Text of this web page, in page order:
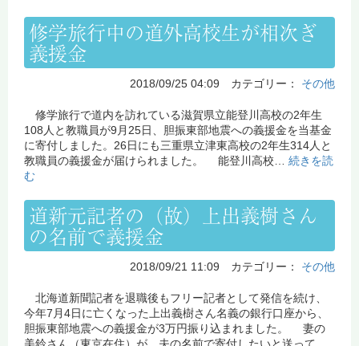
修学旅行中の道外高校生が相次ぎ
義援金
2018/09/25 04:09 カテゴリー： その他
修学旅行で道内を訪れている滋賀県立能登川高校の2年生
108人と教職員が9月25日、胆振東部地震への義援金を当基金
に寄付しました。26日にも三重県立津東高校の2年生314人と
教職員の義援金が届けられました。 能登川高校… 続きを読
む
道新元記者の（故）上出義樹さん
の名前で義援金
2018/09/21 11:09 カテゴリー： その他
北海道新聞記者を退職後もフリー記者として発信を続け、
今年7月4日に亡くなった上出義樹さん名義の銀行口座から、
胆振東部地震への義援金が3万円振り込まれました。 妻の